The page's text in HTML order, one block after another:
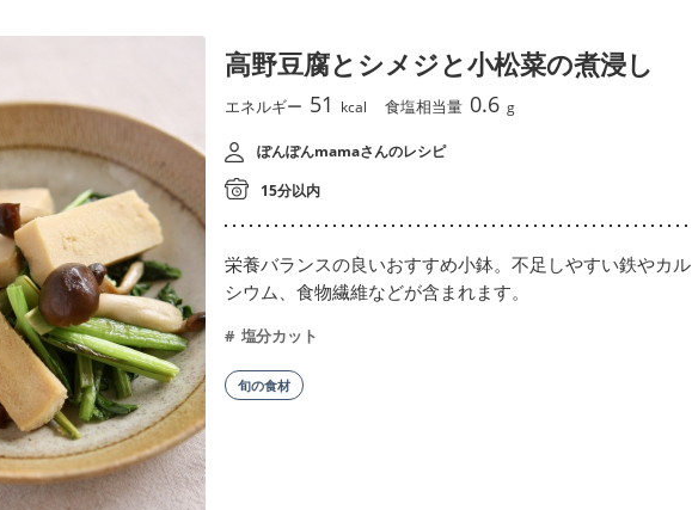
高野豆腐とシメジと小松菜の煮浸し
エネルギー 51 kcal 食塩相当量 0.6 g
ぽんぽんmamaさんのレシピ
15分以内
栄養バランスの良いおすすめ小鉢。不足しやすい鉄やカル
シウム、食物繊維などが含まれます。
塩分カット
旬の食材